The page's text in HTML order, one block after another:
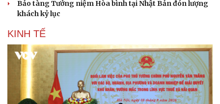
Bảo tàng Tưởng niệm Hòa bình tại Nhật Bản đón lượng
khách kỷ lục
KINH TẾ